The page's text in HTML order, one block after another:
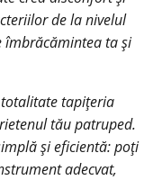
de la nivelul
îmbrăcămintea ta și
tapițeria
tău patruped.
și eficientă: poți
adecvat,